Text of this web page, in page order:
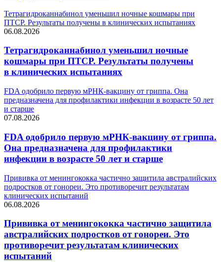
Тетрагидроканнабинол уменьшил ночные кошмары при
ПТСР. Результаты получены в клинических испытаниях
06.08.2026
Тетрагидроканнабинол уменьшил ночные
кошмары при ПТСР. Результаты получены
в клинических испытаниях
FDA одобрило первую мРНК-вакцину от гриппа. Она
предназначена для профилактики инфекции в возрасте 50 лет
и старше
07.08.2026
FDA одобрило первую мРНК-вакцину от гриппа.
Она предназначена для профилактики
инфекции в возрасте 50 лет и старше
Прививка от менингококка частично защитила австралийских
подростков от гонореи. Это противоречит результатам
клинических испытаний
06.08.2026
Прививка от менингококка частично защитила
австралийских подростков от гонореи. Это
противоречит результатам клинических
испытаний